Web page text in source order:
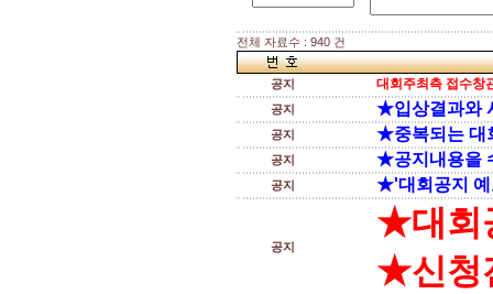
전체 자료수 : 940 건
공지 대회주최측 접수창
공지 ★입상결과와
공지 ★중복되는 대
공지 ★공지내용을
공지 ★'대회공지 예
공지
★대회
★신청